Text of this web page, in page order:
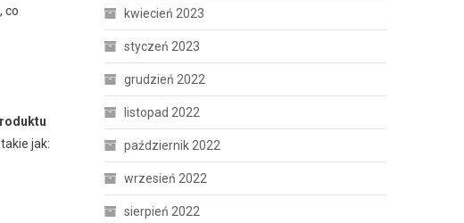
co
jak:
kwiecień 2023
styczeń 2023
grudzień 2022
listopad 2022
październik 2022
wrzesień 2022
sierpień 2022